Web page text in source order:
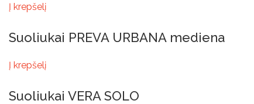
Į krepšelį
Suoliukai PREVA URBANA mediena
Į krepšelį
Suoliukai VERA SOLO